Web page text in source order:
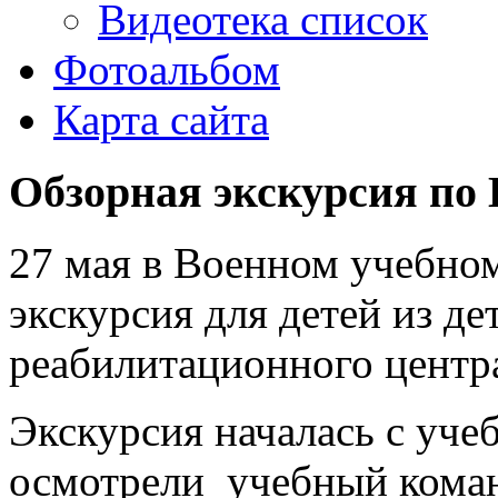
Видеотека список
Фотоальбом
Карта сайта
Обзорная экскурсия
27 мая в Военном
экскурсия для детей из
реабилитационного
Экскурсия началась с
осмотрели учебный